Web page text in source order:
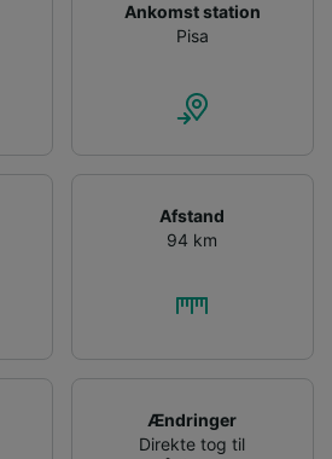
Ankomst station
Pisa
Afstand
94 km
Ændringer
Direkte tog til